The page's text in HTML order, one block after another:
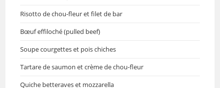
Risotto de chou-fleur et filet de bar
Bœuf effiloché (pulled beef)
Soupe courgettes et pois chiches
Tartare de saumon et crème de chou-fleur
Quiche betteraves et mozzarella